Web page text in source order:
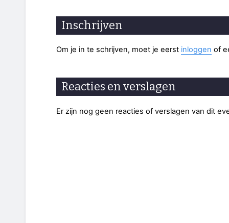
Inschrijven
Om je in te schrijven, moet je eerst inloggen of
Reacties en verslagen
Er zijn nog geen reacties of verslagen van dit